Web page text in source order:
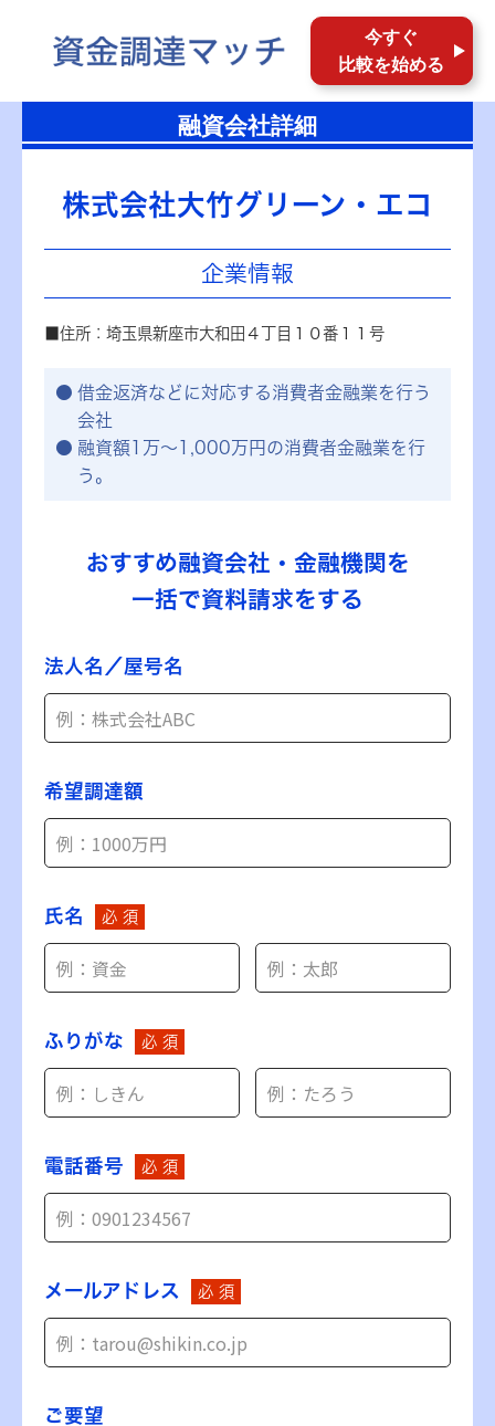
今すぐ
比較を始める
融資会社詳細
株式会社大竹グリーン・エコ
企業情報
■住所：埼玉県新座市大和田４丁目１０番１１号
借金返済などに対応する消費者金融業を行う
会社
融資額1万～1,000万円の消費者金融業を行
う。
おすすめ融資会社・金融機関を
一括で資料請求をする
法人名／屋号名
希望調達額
氏名 必 須
ふりがな 必 須
電話番号 必 須
メールアドレス 必 須
ご要望